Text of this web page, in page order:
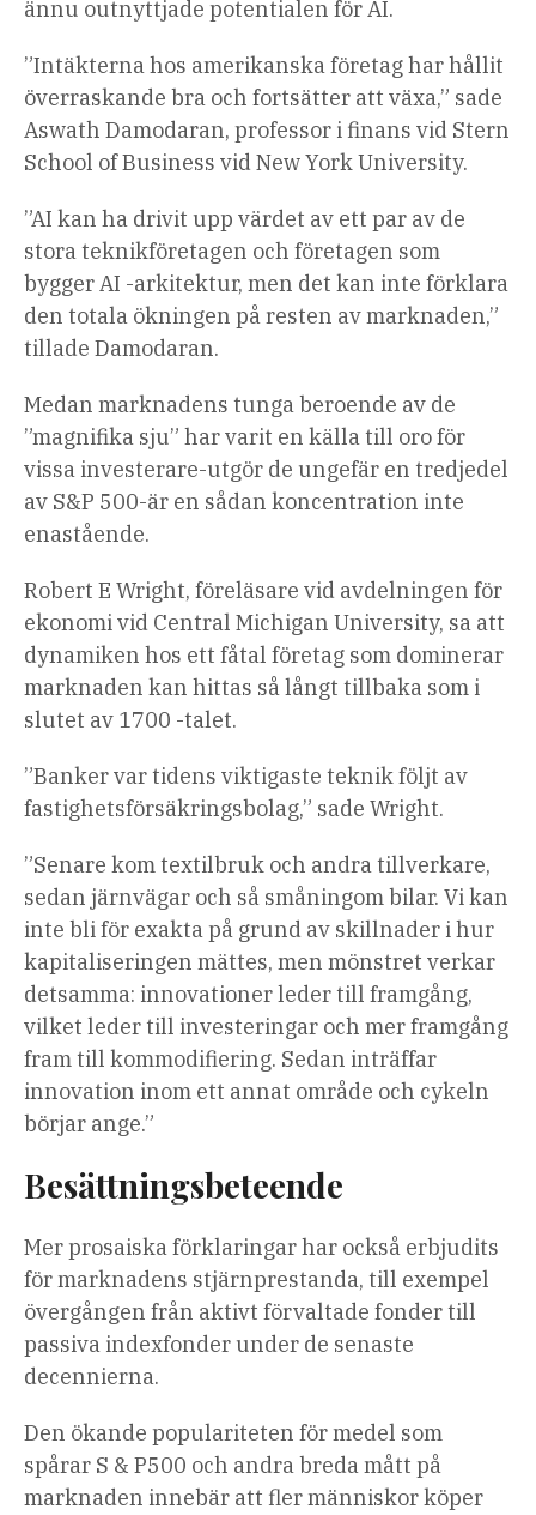
ännu outnyttjade potentialen för AI.
”Intäkterna hos amerikanska företag har hållit
överraskande bra och fortsätter att växa,” sade
Aswath Damodaran, professor i finans vid Stern
School of Business vid New York University.
”AI kan ha drivit upp värdet av ett par av de
stora teknikföretagen och företagen som
bygger AI -arkitektur, men det kan inte förklara
den totala ökningen på resten av marknaden,”
tillade Damodaran.
Medan marknadens tunga beroende av de
”magnifika sju” har varit en källa till oro för
vissa investerare-utgör de ungefär en tredjedel
av S&P 500-är en sådan koncentration inte
enastående.
Robert E Wright, föreläsare vid avdelningen för
ekonomi vid Central Michigan University, sa att
dynamiken hos ett fåtal företag som dominerar
marknaden kan hittas så långt tillbaka som i
slutet av 1700 -talet.
”Banker var tidens viktigaste teknik följt av
fastighetsförsäkringsbolag,” sade Wright.
”Senare kom textilbruk och andra tillverkare,
sedan järnvägar och så småningom bilar. Vi kan
inte bli för exakta på grund av skillnader i hur
kapitaliseringen mättes, men mönstret verkar
detsamma: innovationer leder till framgång,
vilket leder till investeringar och mer framgång
fram till kommodifiering. Sedan inträffar
innovation inom ett annat område och cykeln
börjar ange.”
Besättningsbeteende
Mer prosaiska förklaringar har också erbjudits
för marknadens stjärnprestanda, till exempel
övergången från aktivt förvaltade fonder till
passiva indexfonder under de senaste
decennierna.
Den ökande populariteten för medel som
spårar S & P500 och andra breda mått på
marknaden innebär att fler människor köper